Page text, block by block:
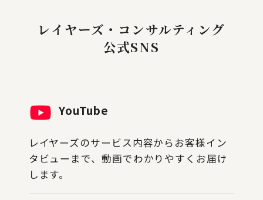
レイヤーズ・コンサルティング
公式SNS
YouTube
レイヤーズのサービス内容からお客様イン
タビューまで、動画でわかりやすくお届け
します。